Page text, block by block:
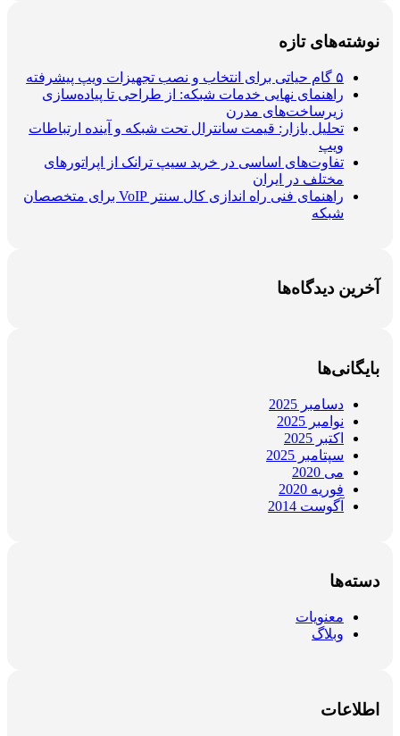
نوشته‌های تازه
۵ گام حیاتی برای انتخاب و نصب تجهیزات ویپ پیشرفته
راهنمای نهایی خدمات شبکه: از طراحی تا پیاده‌سازی
زیرساخت‌های مدرن
تحلیل بازار: قیمت سانترال تحت شبکه و آینده ارتباطات
ویپ
تفاوت‌های اساسی در خرید سیپ ترانک از اپراتورهای
مختلف در ایران
راهنمای فنی راه اندازی کال سنتر VoIP برای متخصصان
شبکه
آخرین دیدگاه‌ها
بایگانی‌ها
دسامبر 2025
نوامبر 2025
اکتبر 2025
سپتامبر 2025
می 2020
فوریه 2020
آگوست 2014
دسته‌ها
معنویات
وبلاگ
اطلاعات